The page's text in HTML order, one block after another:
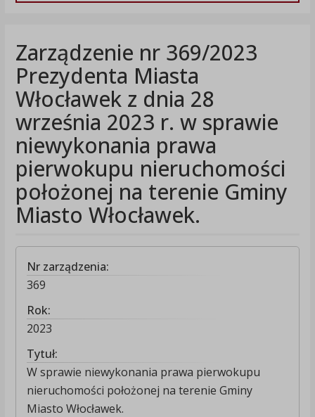
Zarządzenie nr 369/2023
Prezydenta Miasta
Włocławek z dnia 28
września 2023 r. w sprawie
niewykonania prawa
pierwokupu nieruchomości
położonej na terenie Gminy
Miasto Włocławek.
Nr zarządzenia:
369
Rok:
2023
Tytuł:
W sprawie niewykonania prawa pierwokupu
nieruchomości położonej na terenie Gminy
Miasto Włocławek.